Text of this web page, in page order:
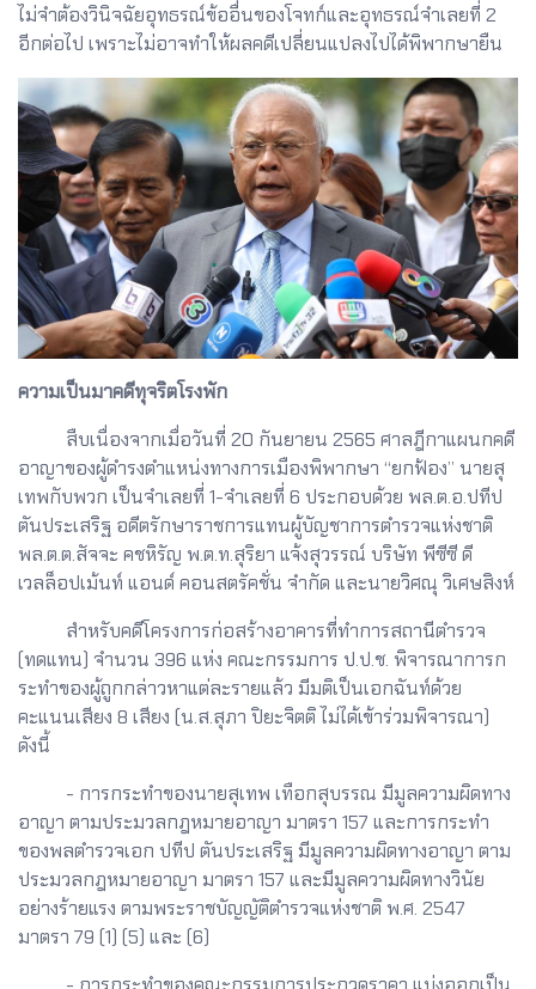
ไม่จำต้องวินิจฉัยอุทธรณ์ข้ออื่นของโจทก์และอุทธรณ์จำเลยที่ 2
อีกต่อไป เพราะไม่อาจทำให้ผลคดีเปลี่ยนแปลงไปได้พิพากษายืน
ความเป็นมาคดีทุจริตโรงพัก
สืบเนื่องจากเมื่อวันที่ 20 กันยายน 2565 ศาลฎีกาแผนกคดี
อาญาของผู้ดำรงตำแหน่งทางการเมืองพิพากษา “ยกฟ้อง” นายสุ
เทพกับพวก เป็นจำเลยที่ 1-จำเลยที่ 6 ประกอบด้วย พล.ต.อ.ปทีป
ตันประเสริฐ อดีตรักษาราชการแทนผู้บัญชาการตำรวจแห่งชาติ
พล.ต.ต.สัจจะ คชหิรัญ พ.ต.ท.สุริยา แจ้งสุวรรณ์ บริษัท พีซีซี ดี
เวลล็อปเม้นท์ แอนด์ คอนสตรัคชั่น จำกัด และนายวิศณุ วิเศษสิงห์
สำหรับคดีโครงการก่อสร้างอาคารที่ทำการสถานีตำรวจ
(ทดแทน) จำนวน 396 แห่ง คณะกรรมการ ป.ป.ช. พิจารณาการก
ระทำของผู้ถูกกล่าวหาแต่ละรายแล้ว มีมติเป็นเอกฉันท์ด้วย
คะแนนเสียง 8 เสียง (น.ส.สุภา ปิยะจิตติ ไม่ได้เข้าร่วมพิจารณา)
ดังนี้
- การกระทำของนายสุเทพ เทือกสุบรรณ มีมูลความผิดทาง
อาญา ตามประมวลกฎหมายอาญา มาตรา 157 และการกระทำ
ของพลตำรวจเอก ปทีป ตันประเสริฐ มีมูลความผิดทางอาญา ตาม
ประมวลกฎหมายอาญา มาตรา 157 และมีมูลความผิดทางวินัย
อย่างร้ายแรง ตามพระราชบัญญัติตำรวจแห่งชาติ พ.ศ. 2547
มาตรา 79 (1) (5) และ (6)